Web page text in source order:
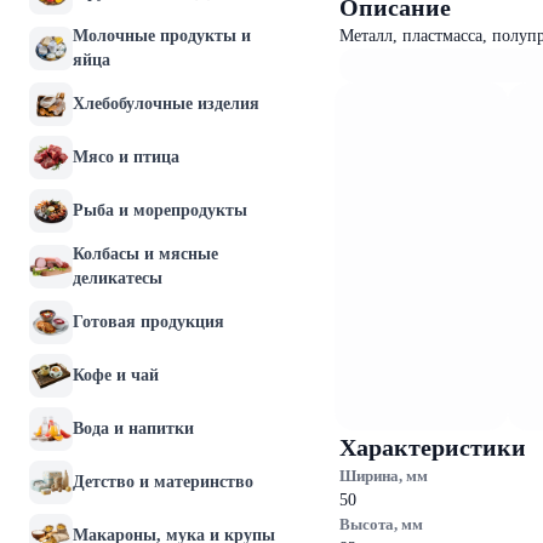
Молочные продукты и
яйца
Хлебобулочные изделия
Мясо и птица
Рыба и морепродукты
Колбасы и мясные
деликатесы
Готовая продукция
Кофе и чай
Вода и напитки
Детство и материнство
Макароны, мука и крупы
Описание
Металл, пластмасса,
Характеристики
Ширина, мм
50
Высота, мм